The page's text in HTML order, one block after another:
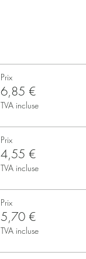
Prix
6,85 €
TVA incluse
Prix
4,55 €
TVA incluse
Prix
5,70 €
TVA incluse